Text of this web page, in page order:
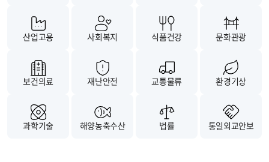
산업고용 사회복지 식품건강 문화관광
보건의료 재난안전 교통물류 환경기상
과학기술 해양농축수산 법률 통일외교안보